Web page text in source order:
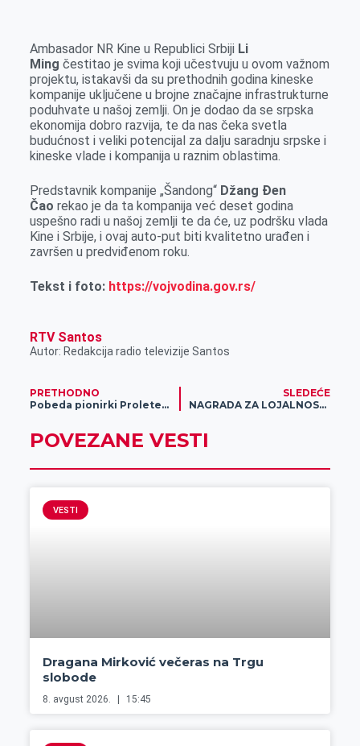
Ambasador NR Kine u Republici Srbiji Li
Ming čestitao je svima koji učestvuju u ovom važnom
projektu, istakavši da su prethodnih godina kineske
kompanije uključene u brojne značajne infrastrukturne
poduhvate u našoj zemlji. On je dodao da se srpska
ekonomija dobro razvija, te da nas čeka svetla
budućnost i veliki potencijal za dalju saradnju srpske i
kineske vlade i kompanija u raznim oblastima.
Predstavnik kompanije „Šandong“ Džang Đen
Čao rekao je da ta kompanija već deset godina
uspešno radi u našoj zemlji te da će, uz podršku vlada
Kine i Srbije, i ovaj auto-put biti kvalitetno urađen i
završen u predviđenom roku.
Tekst i foto: https://vojvodina.gov.rs/
RTV Santos
Autor: Redakcija radio televizije Santos
PRETHODNO
Pobeda pionirki Proletera u Kikindi
SLEDEĆE
NAGRADA ZA LOJALNOST: Ovde vas čeka milionski nagradni fond svake nedelje!
POVEZANE VESTI
VESTI
Dragana Mirković večeras na Trgu
slobode
8. avgust 2026. 15:45